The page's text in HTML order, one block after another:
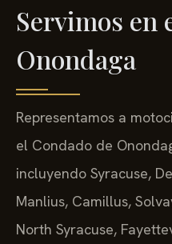
Servimos en
Onondaga
Representamos a
el Condado de
incluyendo Syracuse,
Manlius, Camillus,
North Syracuse,